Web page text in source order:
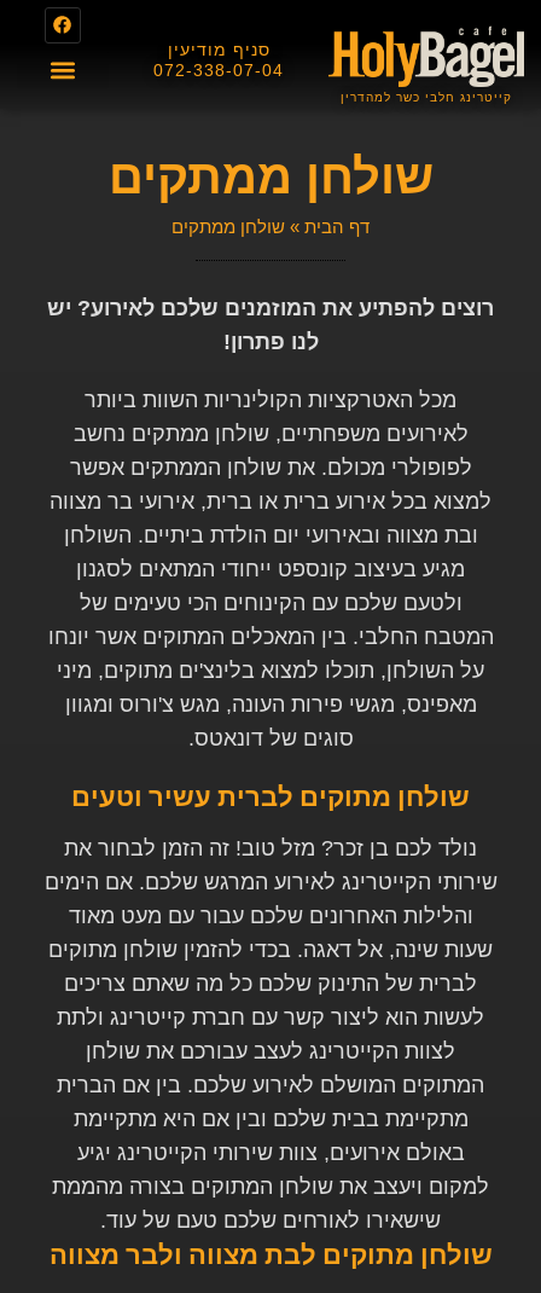
קייטרינג חלבי כשר למהדרין
סניף מודיעין
072-338-07-04
שולחן ממתקים
דף הבית » שולחן ממתקים
רוצים להפתיע את המוזמנים שלכם לאירוע? יש
לנו פתרון!
מכל האטרקציות הקולינריות השוות ביותר
לאירועים משפחתיים, שולחן ממתקים נחשב
לפופולרי מכולם. את שולחן הממתקים אפשר
למצוא בכל אירוע ברית או ברית, אירועי בר מצווה
ובת מצווה ובאירועי יום הולדת ביתיים. השולחן
מגיע בעיצוב קונספט ייחודי המתאים לסגנון
ולטעם שלכם עם הקינוחים הכי טעימים של
המטבח החלבי. בין המאכלים המתוקים אשר יונחו
על השולחן, תוכלו למצוא בלינצ'ים מתוקים, מיני
מאפינס, מגשי פירות העונה, מגש צ'ורוס ומגוון
סוגים של דונאטס.
שולחן מתוקים לברית עשיר וטעים
נולד לכם בן זכר? מזל טוב! זה הזמן לבחור את
שירותי הקייטרינג לאירוע המרגש שלכם. אם הימים
והלילות האחרונים שלכם עבור עם מעט מאוד
שעות שינה, אל דאגה. בכדי להזמין שולחן מתוקים
לברית של התינוק שלכם כל מה שאתם צריכים
לעשות הוא ליצור קשר עם חברת קייטרינג ולתת
לצוות הקייטרינג לעצב עבורכם את שולחן
המתוקים המושלם לאירוע שלכם. בין אם הברית
מתקיימת בבית שלכם ובין אם היא מתקיימת
באולם אירועים, צוות שירותי הקייטרינג יגיע
למקום ויעצב את שולחן המתוקים בצורה מהממת
שישאירו לאורחים שלכם טעם של עוד.
שולחן מתוקים לבת מצווה ולבר מצווה